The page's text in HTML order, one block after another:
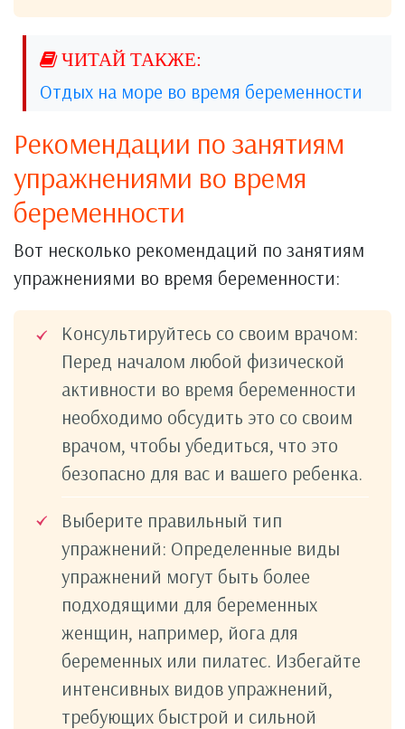
Отдых на море во время беременности
Рекомендации по занятиям
упражнениями во время
беременности
Вот несколько рекомендаций по занятиям
упражнениями во время беременности:
Консультируйтесь со своим врачом:
Перед началом любой физической
активности во время беременности
необходимо обсудить это со своим
врачом, чтобы убедиться, что это
безопасно для вас и вашего ребенка.
Выберите правильный тип
упражнений: Определенные виды
упражнений могут быть более
подходящими для беременных
женщин, например, йога для
беременных или пилатес. Избегайте
интенсивных видов упражнений,
требующих быстрой и сильной